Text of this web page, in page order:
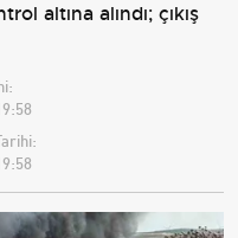
altına alındı; çıkış